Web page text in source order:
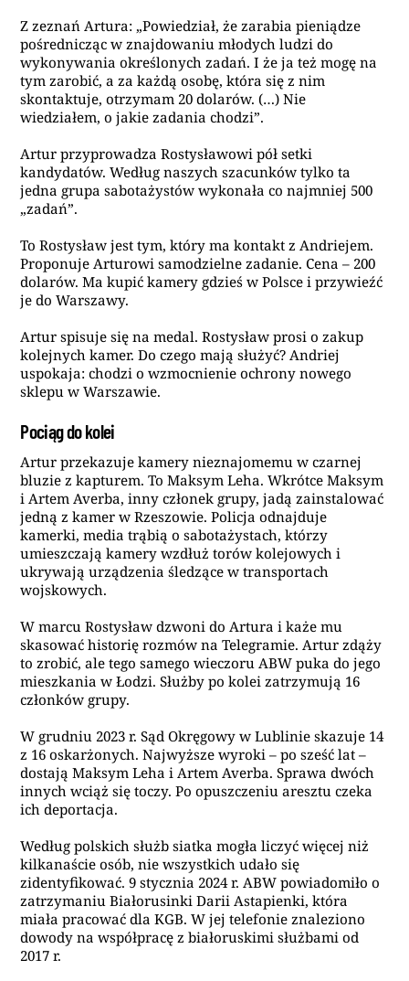
Z zeznań Artura: „Powiedział, że zarabia pieniądze
pośrednicząc w znajdowaniu młodych ludzi do
wykonywania określonych zadań. I że ja też mogę na
tym zarobić, a za każdą osobę, która się z nim
skontaktuje, otrzymam 20 dolarów. (…) Nie
wiedziałem, o jakie zadania chodzi”.
Artur przyprowadza Rostysławowi pół setki
kandydatów. Według naszych szacunków tylko ta
jedna grupa sabotażystów wykonała co najmniej 500
„zadań”.
To Rostysław jest tym, który ma kontakt z Andriejem.
Proponuje Arturowi samodzielne zadanie. Cena – 200
dolarów. Ma kupić kamery gdzieś w Polsce i przywieźć
je do Warszawy.
Artur spisuje się na medal. Rostysław prosi o zakup
kolejnych kamer. Do czego mają służyć? Andriej
uspokaja: chodzi o wzmocnienie ochrony nowego
sklepu w Warszawie.
Pociąg do kolei
Artur przekazuje kamery nieznajomemu w czarnej
bluzie z kapturem. To Maksym Leha. Wkrótce Maksym
i Artem Averba, inny członek grupy, jadą zainstalować
jedną z kamer w Rzeszowie. Policja odnajduje
kamerki, media trąbią o sabotażystach, którzy
umieszczają kamery wzdłuż torów kolejowych i
ukrywają urządzenia śledzące w transportach
wojskowych.
W marcu Rostysław dzwoni do Artura i każe mu
skasować historię rozmów na Telegramie. Artur zdąży
to zrobić, ale tego samego wieczoru ABW puka do jego
mieszkania w Łodzi. Służby po kolei zatrzymują 16
członków grupy.
W grudniu 2023 r. Sąd Okręgowy w Lublinie skazuje 14
z 16 oskarżonych. Najwyższe wyroki – po sześć lat –
dostają Maksym Leha i Artem Averba. Sprawa dwóch
innych wciąż się toczy. Po opuszczeniu aresztu czeka
ich deportacja.
Według polskich służb siatka mogła liczyć więcej niż
kilkanaście osób, nie wszystkich udało się
zidentyfikować. 9 stycznia 2024 r. ABW powiadomiło o
zatrzymaniu Białorusinki Darii Astapienki, która
miała pracować dla KGB. W jej telefonie znaleziono
dowody na współpracę z białoruskimi służbami od
2017 r.